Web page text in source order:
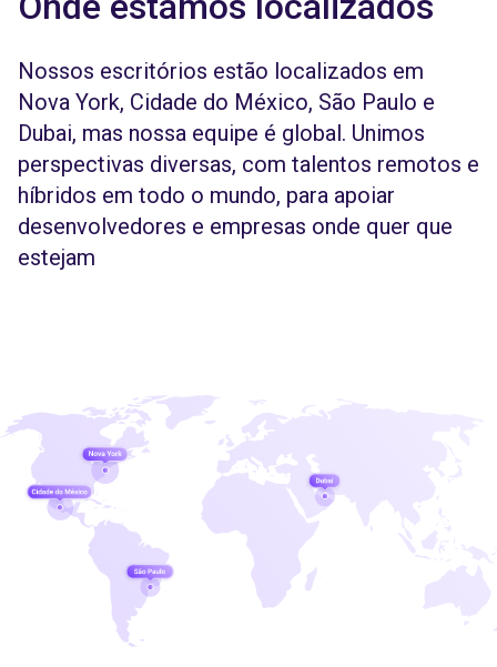
Nossos escritórios estão localizados em
Nova York, Cidade do México, São Paulo e
Dubai, mas nossa equipe é global. Unimos
perspectivas diversas, com talentos remotos e
híbridos em todo o mundo, para apoiar
desenvolvedores e empresas onde quer que
estejam